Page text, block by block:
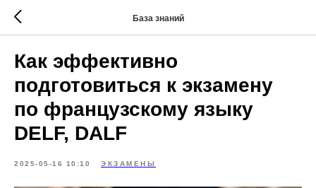
База знаний
Как эффективно
подготовиться к экзамену
по французскому языку
DELF, DALF
2025-05-16 10:10 ЭКЗАМЕНЫ